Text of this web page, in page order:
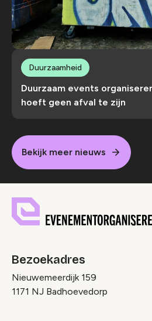
Duurzaam events
hoeft geen afval te zijn
Duurzaamheid
Bekijk meer nieuws
Bezoekadres
Nieuwemeerdijk 159
1171 NJ Badhoevedorp